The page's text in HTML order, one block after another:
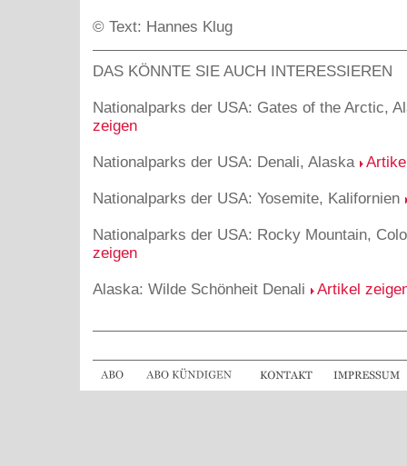
© Text: Hannes Klug
DAS KÖNNTE SIE AUCH INTERESSIEREN
Nationalparks der USA: Gates of the Arctic,
zeigen
Nationalparks der USA: Denali, Alaska
Nationalparks der USA: Yosemite, Kalifornien
Nationalparks der USA: Rocky Mountain,
zeigen
Alaska: Wilde Schönheit Denali Artikel